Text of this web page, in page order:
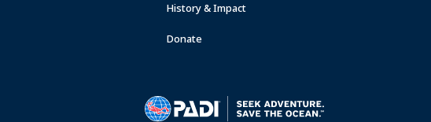
History & Impact
Donate